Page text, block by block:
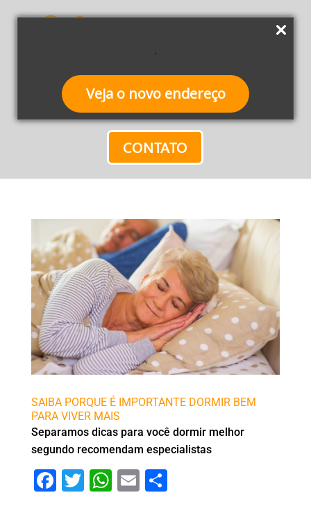
Veja o novo endereço
CONTATO
SAIBA PORQUE É IMPORTANTE DORMIR BEM
PARA VIVER MAIS
Separamos dicas para você dormir melhor
segundo recomendam especialistas
F T W E S